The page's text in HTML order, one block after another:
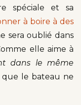
spéciale et sa
à boire à des
sera oublié dans
elle aime à
dans le même
que le bateau ne